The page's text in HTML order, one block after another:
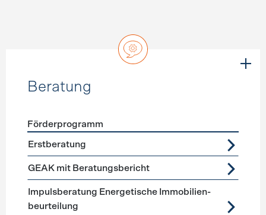
Beratung
Förderprogramme
Förderprogramm
Erstberatung
GEAK mit Beratungsbericht
Impuls­beratung Energetische Immobilien­
beurteilung